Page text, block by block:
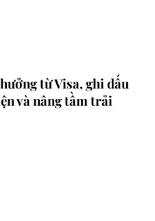
từ Visa, ghi dấu
và nâng tầm trải